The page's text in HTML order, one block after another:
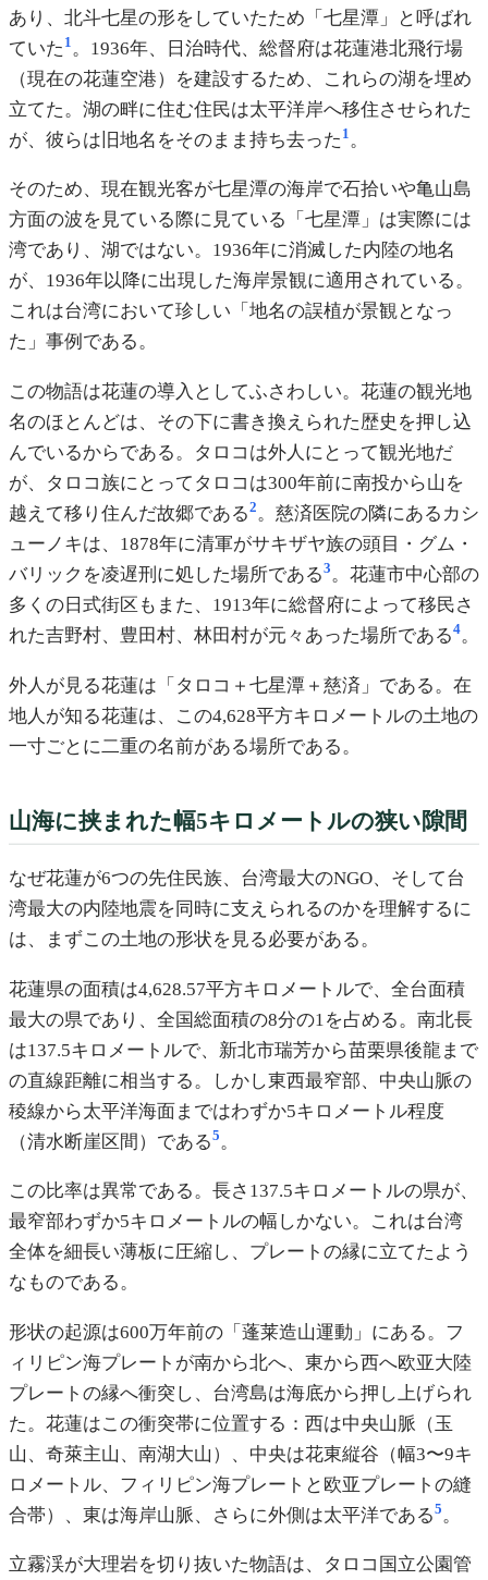
あり、北斗七星の形をしていたため「七星潭」と呼ばれ
ていた 1。1936年、日治時代、総督府は花蓮港北飛行場
（現在の花蓮空港）を建設するため、これらの湖を埋め
立てた。湖の畔に住む住民は太平洋岸へ移住させられた
が、彼らは旧地名をそのまま持ち去った 1。
そのため、現在観光客が七星潭の海岸で石拾いや亀山島
方面の波を見ている際に見ている「七星潭」は実際には
湾であり、湖ではない。1936年に消滅した内陸の地名
が、1936年以降に出現した海岸景観に適用されている。
これは台湾において珍しい「地名の誤植が景観となっ
た」事例である。
この物語は花蓮の導入としてふさわしい。花蓮の観光地
名のほとんどは、その下に書き換えられた歴史を押し込
んでいるからである。タロコは外人にとって観光地だ
が、タロコ族にとってタロコは300年前に南投から山を
越えて移り住んだ故郷である2。慈済医院の隣にあるカシ
ューノキは、1878年に清軍がサキザヤ族の頭目・グム・
バリックを凌遅刑に処した場所である3。花蓮市中心部の
多くの日式街区もまた、1913年に総督府によって移民さ
れた吉野村、豊田村、林田村が元々あった場所である4。
外人が見る花蓮は「タロコ＋七星潭＋慈済」である。在
地人が知る花蓮は、この4,628平方キロメートルの土地の
一寸ごとに二重の名前がある場所である。
山海に挟まれた幅5キロメートルの狭い隙間
なぜ花蓮が6つの先住民族、台湾最大のNGO、そして台
湾最大の内陸地震を同時に支えられるのかを理解するに
は、まずこの土地の形状を見る必要がある。
花蓮県の面積は4,628.57平方キロメートルで、全台面積
最大の県であり、全国総面積の8分の1を占める。南北長
は137.5キロメートルで、新北市瑞芳から苗栗県後龍まで
の直線距離に相当する。しかし東西最窄部、中央山脈の
稜線から太平洋海面まではわずか5キロメートル程度
（清水断崖区間）である5 。
この比率は異常である。長さ137.5キロメートルの県が、
最窄部わずか5キロメートルの幅しかない。これは台湾
全体を細長い薄板に圧縮し、プレートの縁に立てたよう
なものである。
形状の起源は600万年前の「蓬莱造山運動」にある。フ
ィリピン海プレートが南から北へ、東から西へ欧亚大陸
プレートの縁へ衝突し、台湾島は海底から押し上げられ
た。花蓮はこの衝突帯に位置する：西は中央山脈（玉
山、奇萊主山、南湖大山）、中央は花東縦谷（幅3〜9キ
ロメートル、フィリピン海プレートと欧亚プレートの縫
合帯）、東は海岸山脈、さらに外側は太平洋である5 。
立霧渓が大理岩を切り抜いた物語は、タロコ国立公園管